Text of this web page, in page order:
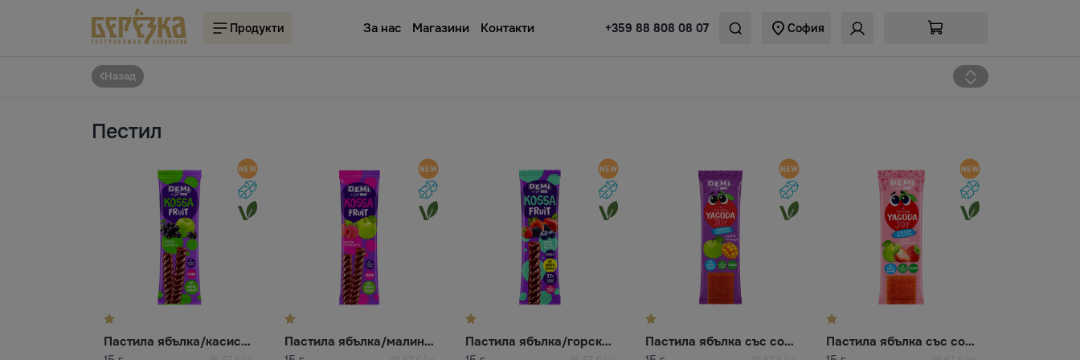
Продукти За нас Магазини Контакти +359 88 808 08 07 София
Назад
Пестил
Пастила ябълка/касис KOSSA FRUIT Пастила ябълка/малина KOSSA FRUIT Пастила ябълка/горски плодове KOSSA FRUIT Пастила ябълка със сок от манго YAGODA JOY Пастила ябълка със сок от ягода YAGODA JOY